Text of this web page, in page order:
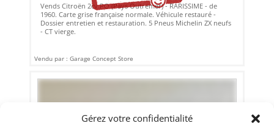
Gérez votre confidentialité
Vends Citroën 2cv PO (Pays Outremer) - RARISSIME - de
1960. Carte grise française normale. Véhicule restauré -
Dossier entretien et restauration. 5 Pneus Michelin ZX neufs
- CT vierge.
Vendu par : Garage Concept Store